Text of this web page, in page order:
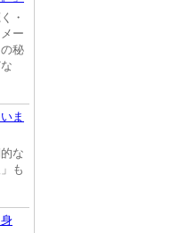
・
ー
秘
ま
な
も